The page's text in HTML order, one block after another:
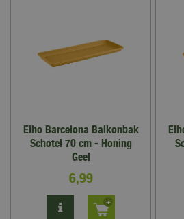
Elho Barcelona Balkonbak
Schotel 70 cm - Honing
Geel
6,99